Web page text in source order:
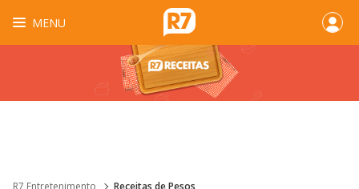
MENU
R7 Entretenimento Receitas de Pesos